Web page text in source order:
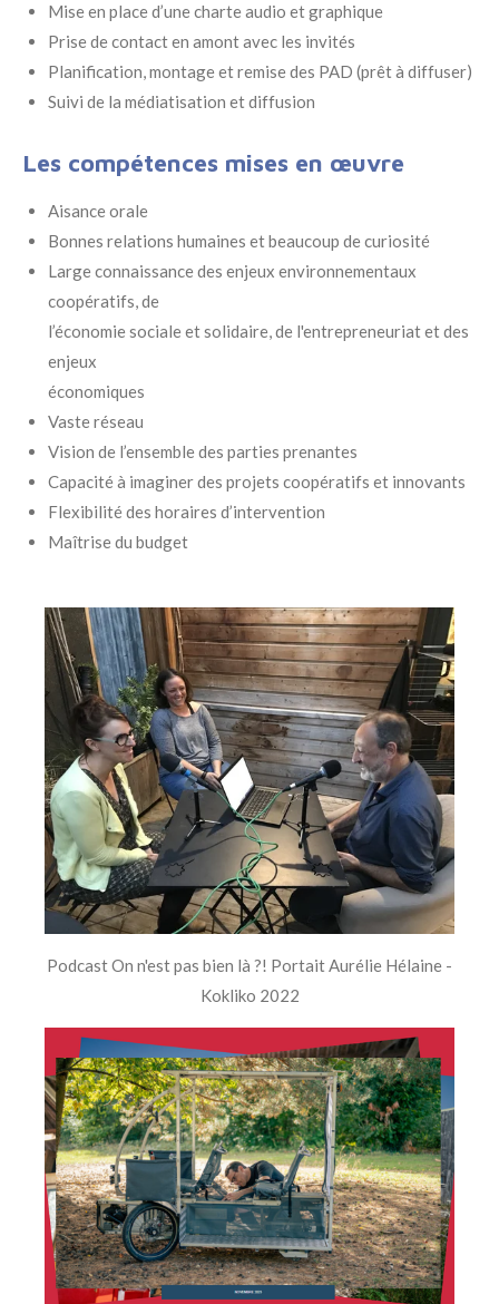
Mise en place d’une charte audio et graphique
Prise de contact en amont avec les invités
Planification, montage et remise des PAD (prêt à diffuser)
Suivi de la médiatisation et diffusion
Les compétences mises en œuvre
Aisance orale
Bonnes relations humaines et beaucoup de curiosité
Large connaissance des enjeux environnementaux
coopératifs, de
l’économie sociale et solidaire, de l'entrepreneuriat et des
enjeux
économiques
Vaste réseau
Vision de l’ensemble des parties prenantes
Capacité à imaginer des projets coopératifs et innovants
Flexibilité des horaires d’intervention
Maîtrise du budget
Podcast On n'est pas bien là ?! Portait Aurélie Hélaine -
Kokliko 2022